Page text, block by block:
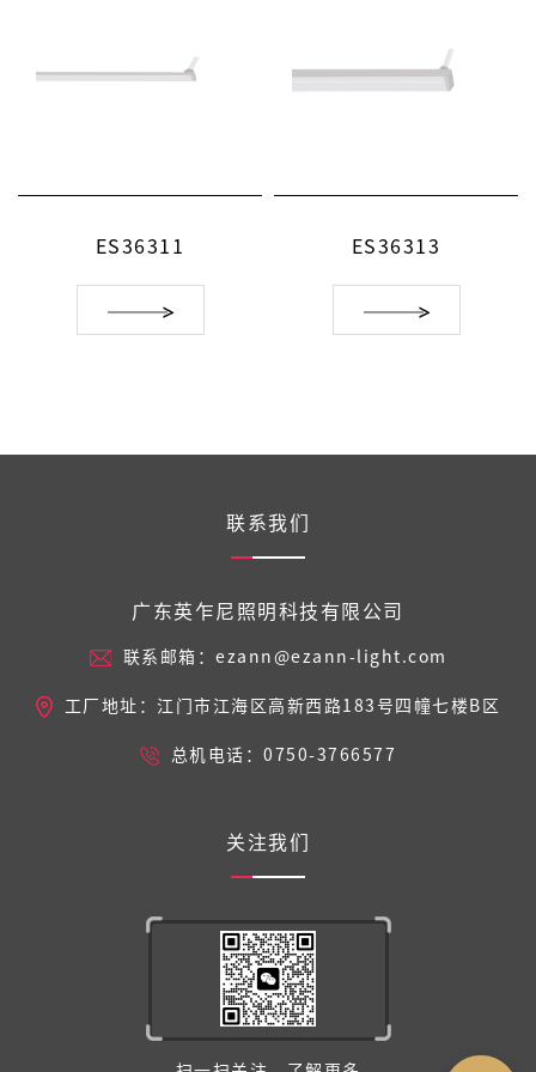
ES36311 ES36313
联系我们
广东英乍尼照明科技有限公司
联系邮箱：ezann@ezann-light.com
工厂地址：江门市江海区高新西路183号四幢七楼B区
总机电话：0750-3766577
关注我们